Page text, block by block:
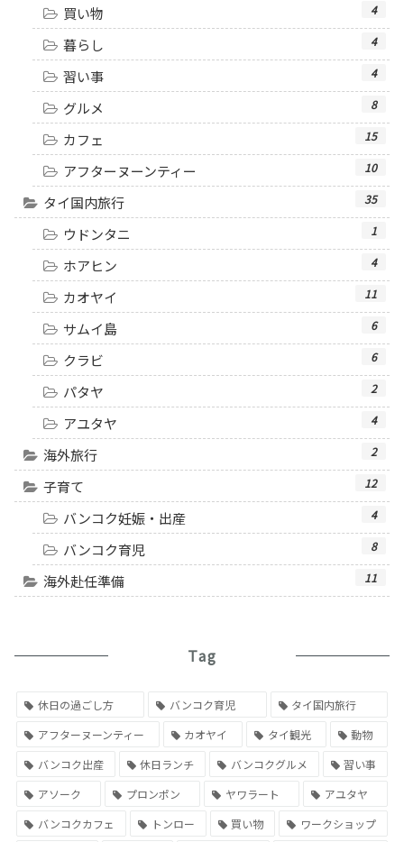
買い物 4
暮らし 4
習い事 4
グルメ 8
カフェ 15
アフターヌーンティー 10
タイ国内旅行 35
ウドンタニ 1
ホアヒン 4
カオヤイ 11
サムイ島 6
クラビ 6
パタヤ 2
アユタヤ 4
海外旅行 2
子育て 12
バンコク妊娠・出産 4
バンコク育児 8
海外赴任準備 11
Tag
休日の過ごし方 バンコク育児
タイ国内旅行
アフターヌーンティー
カオヤイ タイ観光
動物
バンコク出産
休日ランチ バンコクグルメ
習い事
アソーク
プロンポン ヤワラート
アユタヤ
バンコクカフェ
トンロー 買い物
ワークショップ